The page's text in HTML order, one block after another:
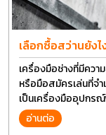
เลือกซื้อสว่านยังไ
เครื่องมือช่างที่มีควา
หรือมือสมัครเล่นที่จำ
เป็นเครื่องมืออุปกรณ์
เรียกว่า เป็นเครื่องมือ
อ่านต่อ